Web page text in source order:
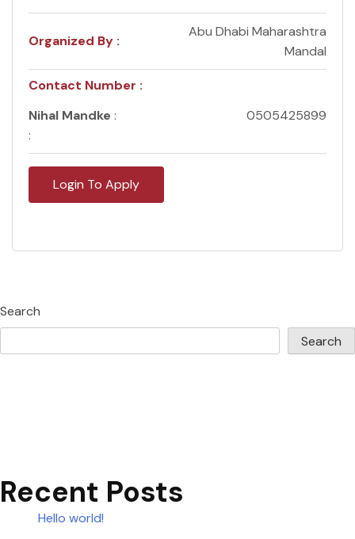
Organized By :
Abu Dhabi Maharashtra
Mandal
Contact Number :
Nihal Mandke :
0505425899
:
Login To Apply
Search
Search
Recent Posts
Hello world!